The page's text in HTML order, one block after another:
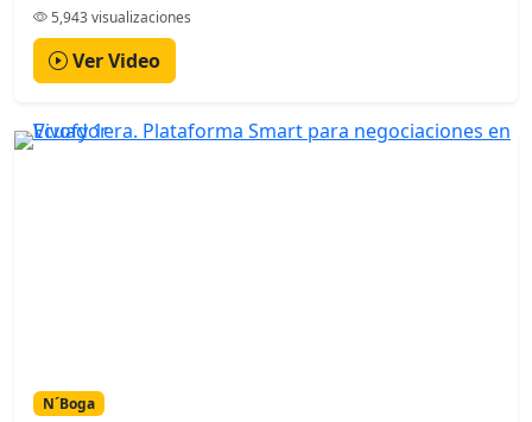
5,943 visualizaciones
Ver Video
N´Boga